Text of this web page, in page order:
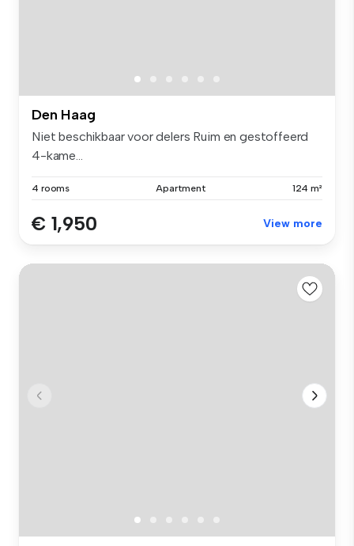
Den Haag
Niet beschikbaar voor delers Ruim en gestoffeerd
4-kame...
4 rooms Apartment 124 m²
€ 1,950 View more